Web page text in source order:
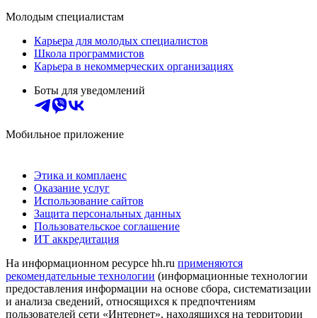
Молодым специалистам
Карьера для молодых специалистов
Школа программистов
Карьера в некоммерческих организациях
Боты для уведомлений
Мобильное приложение
Этика и комплаенс
Оказание услуг
Использование сайтов
Защита персональных данных
Пользовательское соглашение
ИТ аккредитация
На информационном ресурсе hh.ru применяются
рекомендательные технологии (информационные технологии
предоставления информации на основе сбора, систематизации
и анализа сведений, относящихся к предпочтениям
пользователей сети «Интернет», находящихся на территории